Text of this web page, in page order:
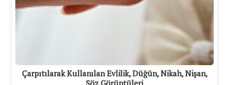
Çarpıtılarak Kullanılan Evlilik, Düğün, Nikah, Nişan,
Söz Görüntüleri